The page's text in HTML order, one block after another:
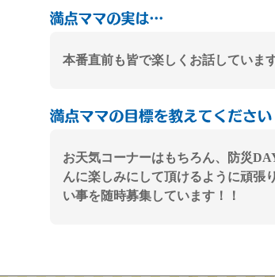
本番直前も皆で楽しくお話していま
お天気コーナーはもちろん、防災
んに楽しみにして頂けるように頑張
い事を随時募集しています！！